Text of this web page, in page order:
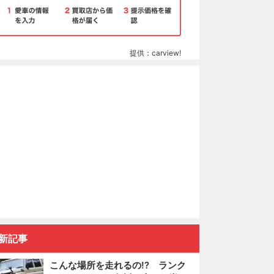
提供：carview!
記事
こんな場所を走れるの!? ランク